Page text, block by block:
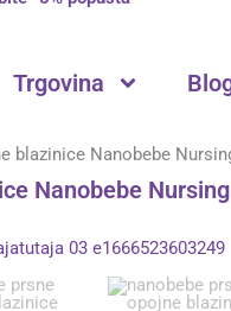
Trgovina
blazinice Nanobebe
Nanobebe